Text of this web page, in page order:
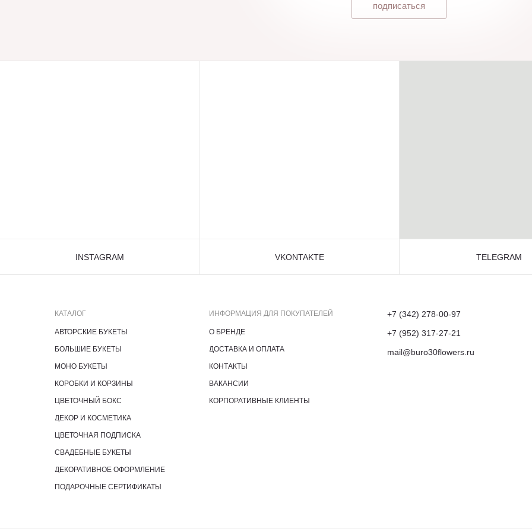
подписаться
VKONTAKTE TELEGRAM
INSTAGRAM
КАТАЛОГ
mail@buro30flowers.ru
+7 (342) 278-00-97
АВТОРСКИЕ БУКЕТЫ
БОЛЬШИЕ БУКЕТЫ
МОНО БУКЕТЫ
КОРОБКИ И КОРЗИНЫ
ЦВЕТОЧНЫЙ БОКС
ДЕКОР И КОСМЕТИКА
ЦВЕТОЧНАЯ ПОДПИСКА
СВАДЕБНЫЕ БУКЕТЫ
ДЕКОРАТИВНОЕ ОФОРМЛЕНИЕ
ИНФОРМАЦИЯ ДЛЯ ПОКУПАТЕЛЕЙ
О БРЕНДЕ
ДОСТАВКА И ОПЛАТА
КОНТАКТЫ
ПОДАРОЧНЫЕ СЕРТИФИКАТЫ
+7 (952) 317-27-21
ВАКАНСИИ
КОРПОРАТИВНЫЕ КЛИЕНТЫ